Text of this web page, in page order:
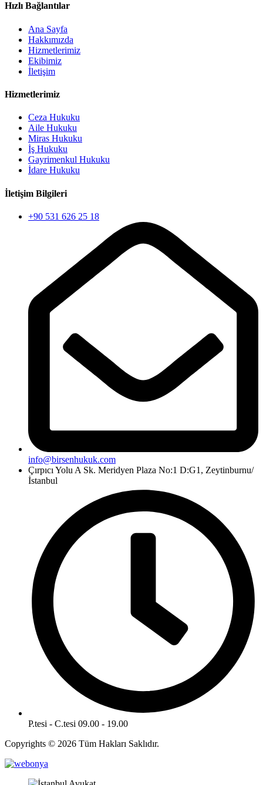
Hızlı Bağlantılar
Ana Sayfa
Hakkımızda
Hizmetlerimiz
Ekibimiz
İletişim
Hizmetlerimiz
Ceza Hukuku
Aile Hukuku
Miras Hukuku
İş Hukuku
Gayrimenkul Hukuku
İdare Hukuku
İletişim Bilgileri
+90 531 626 25 18
info@birsenhukuk.com
Çırpıcı Yolu A Sk. Meridyen Plaza No:1 D:G1, Zeytinburnu/
İstanbul
P.tesi - C.tesi 09.00 - 19.00
Copyrights © 2026 Tüm Hakları Saklıdır.